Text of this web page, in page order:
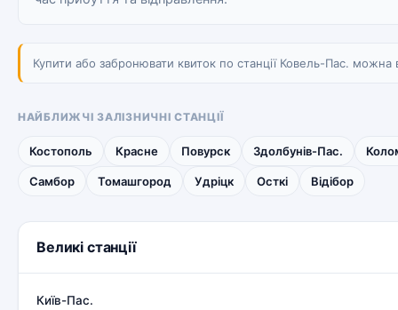
Купити або забронювати квиток по станції Ковель-Пас. можна
НАЙБЛИЖЧІ ЗАЛІЗНИЧНІ СТАНЦІЇ
Костополь Красне Повурск Здолбунів-Пас.
Самбор Томашгород Удріцк Осткі Відібор
Великі станції
Київ-Пас.